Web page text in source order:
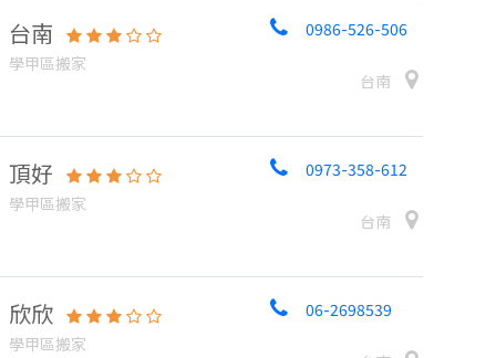
台南
學甲區搬家
0986-526-506
台南
頂好
學甲區搬家
0973-358-612
台南
欣欣
學甲區搬家
06-2698539